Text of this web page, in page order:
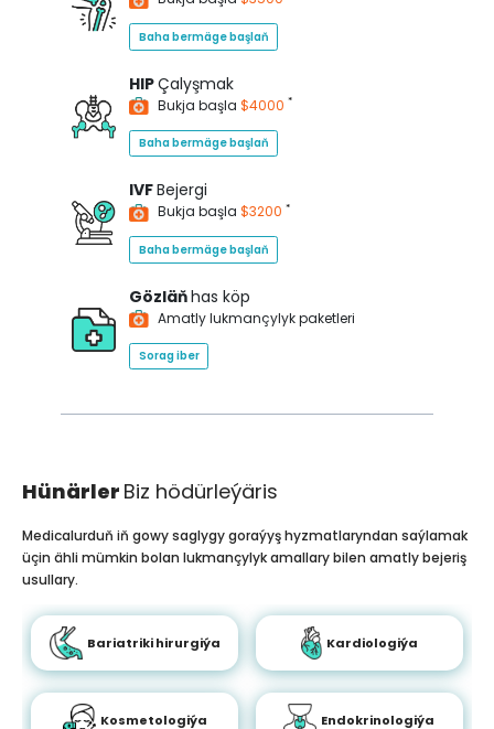
Baha bermäge başlaň
HIPÇalyşmak
Bukja başla $4000 *
Baha bermäge başlaň
IVFBejergi
Bukja başla $3200 *
Baha bermäge başlaň
Gözläňhas köp
Amatly lukmançylyk paketleri
Sorag iber
Hünärler Biz hödürleýäris
Medicalurduň iň gowy saglygy goraýyş hyzmatlaryndan saýlamak
üçin ähli mümkin bolan lukmançylyk amallary bilen amatly bejeriş
usullary.
Bariatriki hirurgiýa Kardiologiýa
Kosmetologiýa Endokrinologiýa